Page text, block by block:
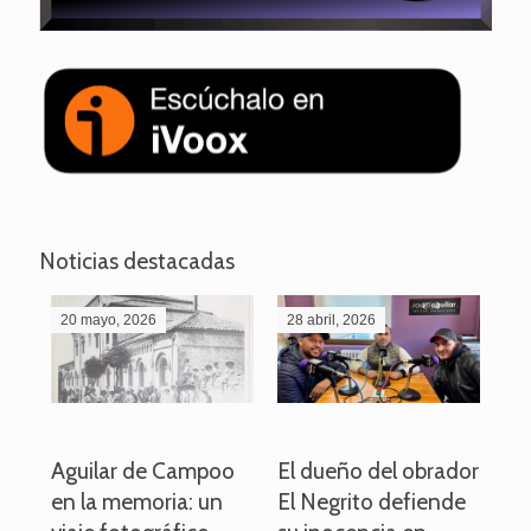
Noticias destacadas
20 mayo, 2026
Aguilar de Campoo
en la memoria: un
28 abril, 2026
El dueño del obrador
El Negrito defiende